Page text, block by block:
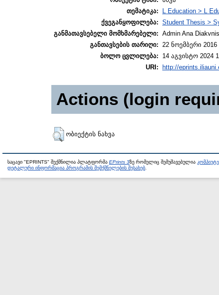
თემატიკა:
L Education > L
ქვეგანყოფილება: Student Thesis >
განმათავსებელი მომხმარებელი: Admin Ana
განთავსების თარიღი: 22 ნოემბერი 2016
ბოლო ცვლილება:
14 აგვისტო 2024
URI:
http://
Actions (login
ობიექტის ნახვა
საცავი "EPRINTS" შექმნილია პლატფორმა EPrints 3ზე რომელიც შემუშავებულია
დეტალური ინფორმაცია პროგრამის შემქმნელების შესახებ.